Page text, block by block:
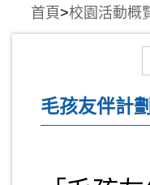
首頁>校園活動概
毛孩友伴計